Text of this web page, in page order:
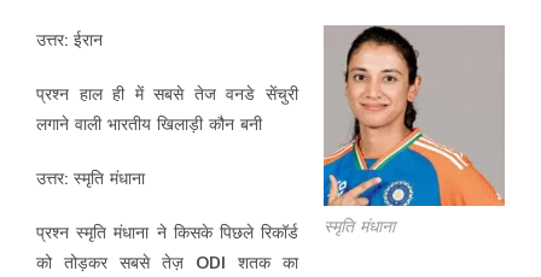
स्मृति मंधाना
उत्तर: ईरान
प्रश्न हाल ही में सबसे तेज वनडे सेंचुरी
लगाने वाली भारतीय खिलाड़ी कौन बनी
उत्तर: स्मृति मंधाना
प्रश्न स्मृति मंधाना ने किसके पिछले रिकॉर्ड
को तोड़कर सबसे तेज़ ODI शतक का